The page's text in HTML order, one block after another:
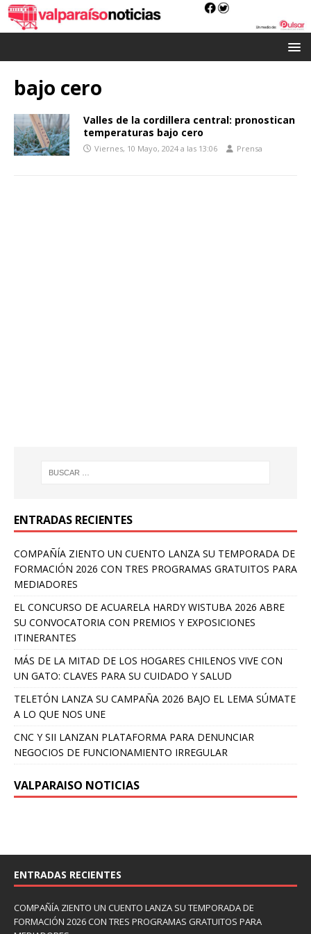
bajo cero
Valles de la cordillera central: pronostican
temperaturas bajo cero
Viernes, 10 Mayo, 2024 a las 13:06 Prensa
ENTRADAS RECIENTES
COMPAÑÍA ZIENTO UN CUENTO LANZA SU TEMPORADA DE
FORMACIÓN 2026 CON TRES PROGRAMAS GRATUITOS PARA
MEDIADORES
EL CONCURSO DE ACUARELA HARDY WISTUBA 2026 ABRE
SU CONVOCATORIA CON PREMIOS Y EXPOSICIONES
ITINERANTES
MÁS DE LA MITAD DE LOS HOGARES CHILENOS VIVE CON
UN GATO: CLAVES PARA SU CUIDADO Y SALUD
TELETÓN LANZA SU CAMPAÑA 2026 BAJO EL LEMA SÚMATE
A LO QUE NOS UNE
CNC Y SII LANZAN PLATAFORMA PARA DENUNCIAR
NEGOCIOS DE FUNCIONAMIENTO IRREGULAR
VALPARAISO NOTICIAS
ENTRADAS RECIENTES
COMPAÑÍA ZIENTO UN CUENTO LANZA SU TEMPORADA DE
FORMACIÓN 2026 CON TRES PROGRAMAS GRATUITOS PARA